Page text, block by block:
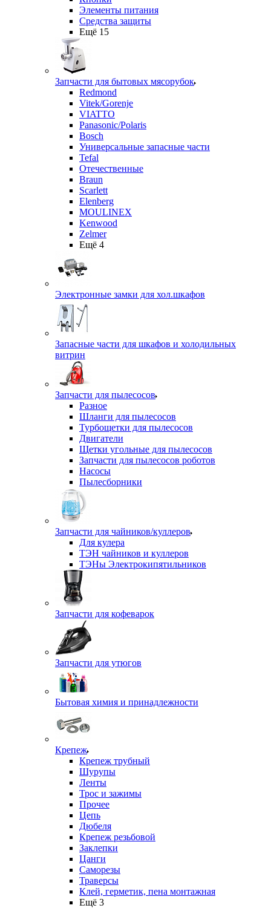
Элементы питания
Средства защиты
Ещё 15
Запчасти для бытовых мясорубок
Redmond
Vitek/Gorenje
VIATTO
Panasonic/Polaris
Bosch
Универсальные запасные части
Tefal
Отечественные
Braun
Scarlett
Elenberg
MOULINEX
Kenwood
Zelmer
Ещё 4
Электронные замки для хол.шкафов
Запасные части для шкафов и холодильных
витрин
Запчасти для пылесосов
Разное
Шланги для пылесосов
Турбощетки для пылесосов
Двигатели
Щетки угольные для пылесосов
Запчасти для пылесосов роботов
Насосы
Пылесборники
Запчасти для чайников/куллеров
Для кулера
ТЭН чайников и куллеров
ТЭНы Электрокипятильников
Запчасти для кофеварок
Запчасти для утюгов
Бытовая химия и принадлежности
Крепеж
Крепеж трубный
Шурупы
Ленты
Трос и зажимы
Прочее
Цепь
Дюбеля
Крепеж резьбовой
Заклепки
Цанги
Саморезы
Траверсы
Клей, герметик, пена монтажная
Ещё 3